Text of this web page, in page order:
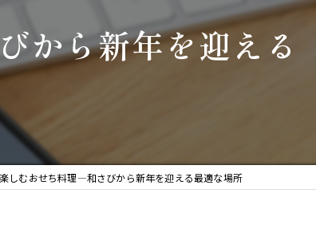
から新年を迎える
しむおせち料理—和さびから新年を迎える最適な場所